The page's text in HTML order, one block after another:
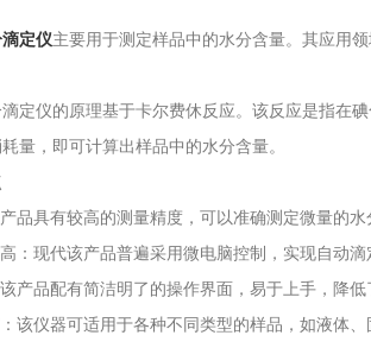
定仪主要用于测定样品中的水分含量。其应用
仪的原理基于卡尔费休反应。该反应是指在碘
量，即可计算出样品中的水分含量。
具有较高的测量精度，可以准确测定微量的水
现代该产品普遍采用微电脑控制，实现自动滴
品配有简洁明了的操作界面，易于上手，降低
仪器可适用于各种不同类型的样品，如液体、